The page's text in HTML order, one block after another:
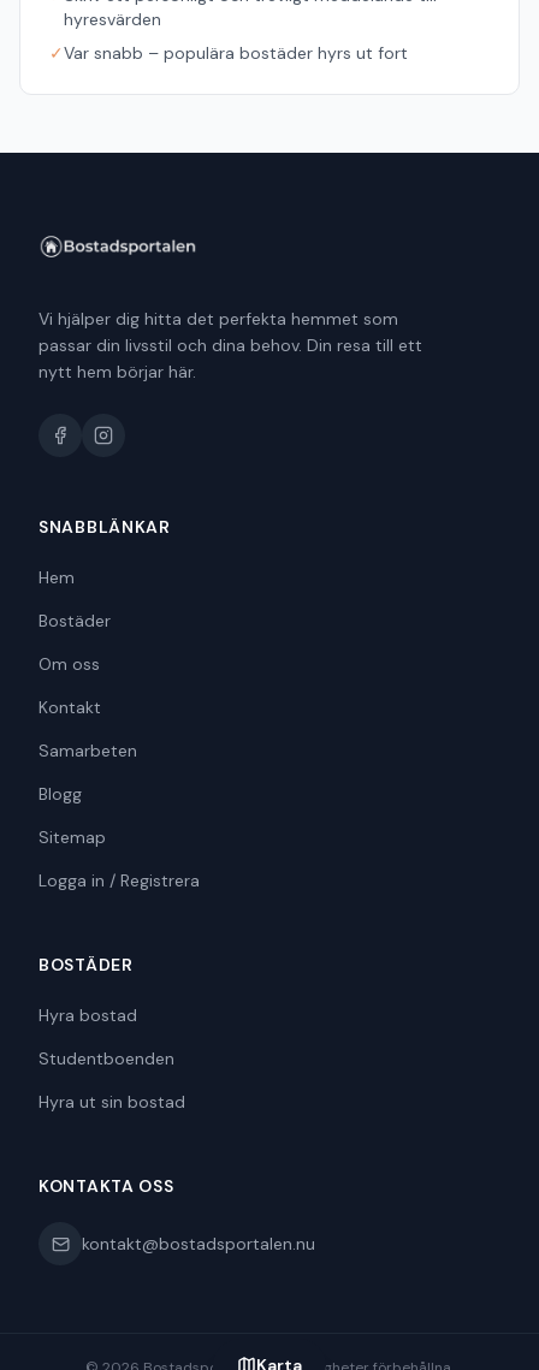
Karta
hyresvärden
✓Var snabb – populära bostäder hyrs ut fort
Vi hjälper dig hitta det perfekta hemmet som
passar din livsstil och dina behov. Din resa till ett
nytt hem börjar här.
SNABBLÄNKAR
Hem
Bostäder
Om oss
Kontakt
Samarbeten
Blogg
Sitemap
Logga in / Registrera
BOSTÄDER
Hyra bostad
Studentboenden
Hyra ut sin bostad
KONTAKTA OSS
kontakt@bostadsportalen.nu